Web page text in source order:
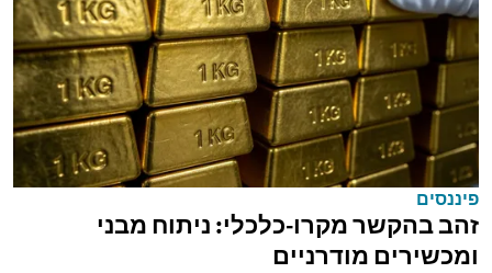
פיננסים
זהב בהקשר מקרו-כלכלי: ניתוח מבני
ומכשירים מודרניים